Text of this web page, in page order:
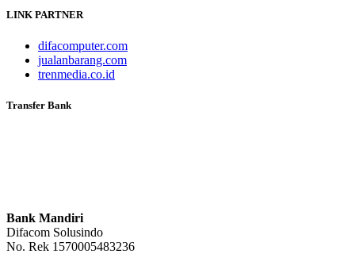
LINK PARTNER
difacomputer.com
jualanbarang.com
trenmedia.co.id
Transfer Bank
Bank Mandiri
Difacom Solusindo
No. Rek 1570005483236